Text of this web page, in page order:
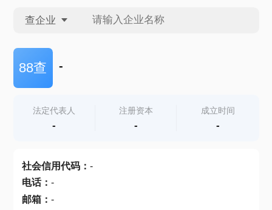
查企业
查企业
查产地
88查 -
法定代表人
-
注册资本
-
成立时间
-
社会信用代码： -
电话： -
邮箱： -